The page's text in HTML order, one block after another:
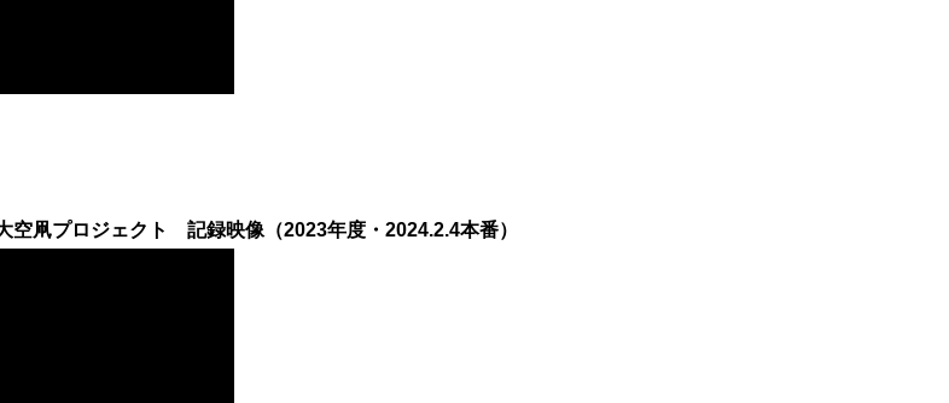
空凧プロジェクト 記録映像（2023年度・2024.2.4本番）